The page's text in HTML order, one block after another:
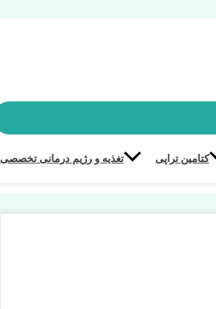
کتامین تراپی تغذیه و رژیم درمانی تخصصی